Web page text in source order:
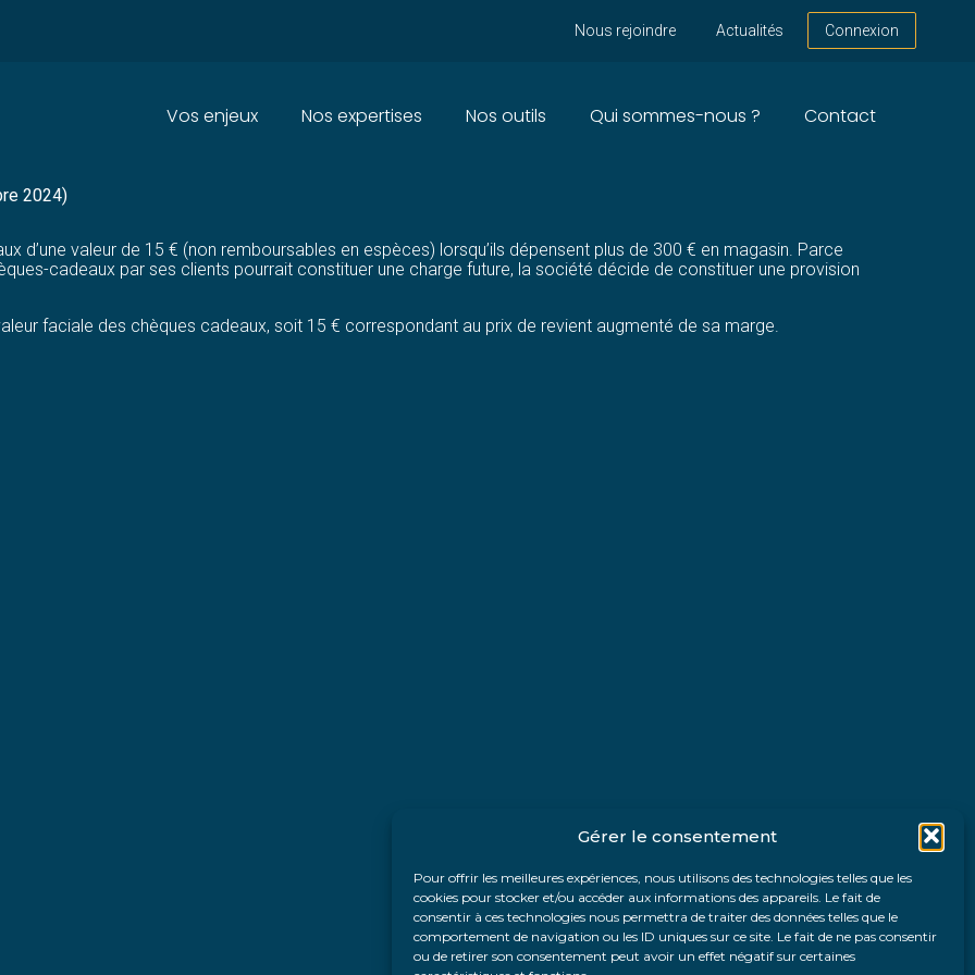
Gérer le consentement
Pour offrir les meilleures expériences, nous utilisons des technologies telles que les
cookies pour stocker et/ou accéder aux informations des appareils. Le fait de
consentir à ces technologies nous permettra de traiter des données telles que le
comportement de navigation ou les ID uniques sur ce site. Le fait de ne pas consentir
ou de retirer son consentement peut avoir un effet négatif sur certaines
Nous rejoindre Actualités Connexion
Principal
Vos enjeux Nos expertises Nos outils Qui sommes-nous ? Contact
= DÉDUCTION ?
2024)
d’une valeur de 15 € (non remboursables en espèces) lorsqu’ils dépensent plus de 300 € en magasin. Parce
cadeaux par ses clients pourrait constituer une charge future, la société décide de constituer une provision
faciale des chèques cadeaux, soit 15 € correspondant au prix de revient augmenté de sa marge.